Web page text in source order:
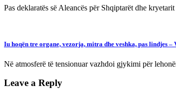
Pas deklaratës së Aleancës për Shqiptarët dhe
Iu hoqën tre organe, vezorja, mitra dhe veshka, pas lindjes
Në atmosferë të tensionuar vazhdoi gjykimi për
Leave a Reply